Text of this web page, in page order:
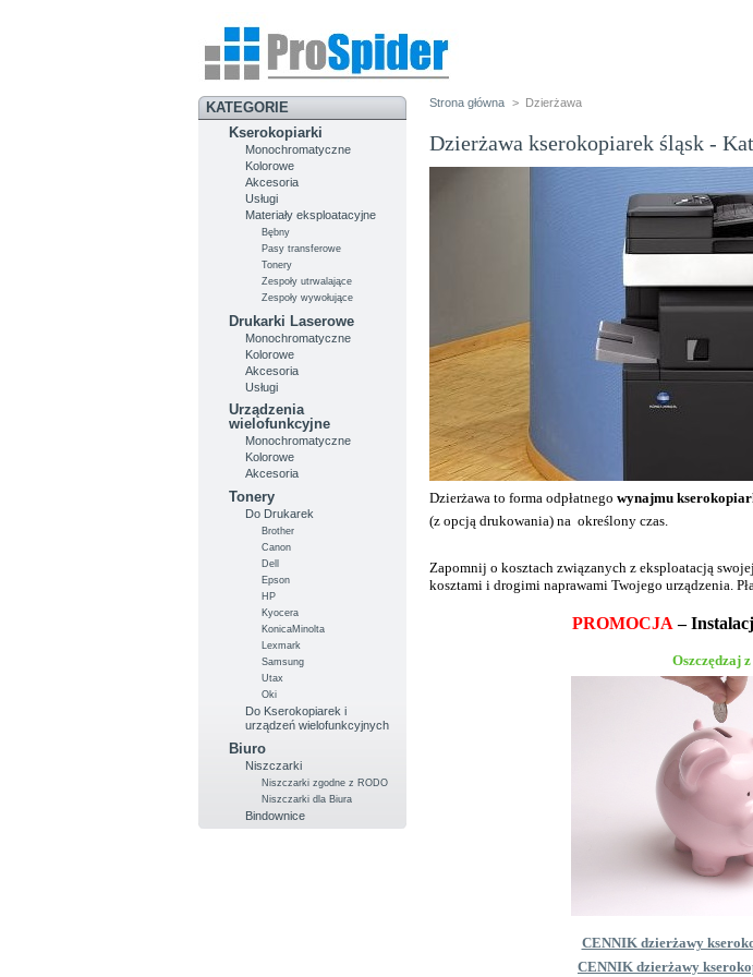
KATEGORIE
Kserokopiarki
Monochromatyczne
Kolorowe
Akcesoria
Usługi
Materiały eksploatacyjne
Bębny
Pasy transferowe
Tonery
Zespoły utrwalające
Zespoły wywołujące
Drukarki Laserowe
Monochromatyczne
Kolorowe
Akcesoria
Usługi
Urządzenia
wielofunkcyjne
Monochromatyczne
Kolorowe
Akcesoria
Tonery
Do Drukarek
Brother
Canon
Dell
Epson
HP
Kyocera
KonicaMinolta
Lexmark
Samsung
Utax
Oki
Do Kserokopiarek i
urządzeń wielofunkcyjnych
Biuro
Niszczarki
Niszczarki zgodne z RODO
Niszczarki dla Biura
Bindownice
Strona główna > Dzierżawa
Dzierżawa kserokopiarek śląsk -
Dzierżawa to forma odpłatnego wynajmu
(z opcją drukowania) na określony czas.
Zapomnij o kosztach związanych z eksploatacją
kosztami i drogimi naprawami Twojego urządzenia.
PROMOCJA–
Oszczędzaj
CENNIK dzierżawy
CENNIK dzierżawy